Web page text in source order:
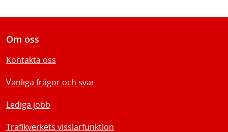
Om oss
Kontakta oss
Vanliga frågor och svar
Lediga jobb
Trafikverkets visslarfunktion